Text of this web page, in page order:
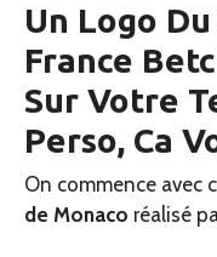
Un Logo
France
Sur Votre
Perso, Ca
On commence avec
de Monaco réalisé